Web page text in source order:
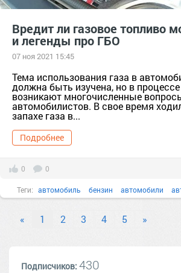
Вредит ли газовое топливо
и легенды про ГБО
07 ноя 2021 15:45
Тема использования газа в
должна быть изучена, но в
возникают многочисленные
автомобилистов. В свое время
запахе газа в...
Подробнее
0 0
Теги: автомобиль бензин автомобили
« 1 2 3 4 5 »
Подписчиков: 430